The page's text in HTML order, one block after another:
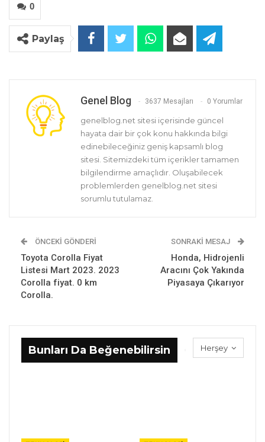
0
Paylaş
Genel Blog 3637 Mesajları 0 Yorumlar
genelblog.net sitesi içerisinde güncel
hayata dair bir çok konu hakkında bilgi
edinebileceğiniz geniş kapsamlı blog
sitesi. Sitemizdeki tüm içerikler tamamen
bilgilendirme amaçlıdır. Oluşabilecek
problemlerden genelblog.net sitesi
sorumlu tutulamaz.
ÖNCEKI GÖNDERI
Toyota Corolla Fiyat
Listesi Mart 2023. 2023
Corolla fiyat. 0 km
Corolla.
SONRAKI MESAJ
Honda, Hidrojenli
Aracını Çok Yakında
Piyasaya Çıkarıyor
Herşey
Bunları Da Beğenebilirsin